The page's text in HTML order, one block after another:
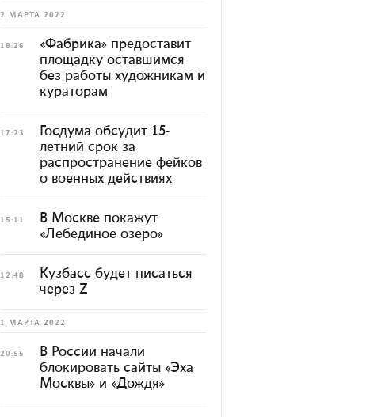
2 МАРТА 2022
18:26
«Фабрика» предоставит
площадку оставшимся
без работы художникам и
кураторам
17:23
Госдума обсудит 15-
летний срок за
распространение фейков
о военных действиях
15:11
В Москве покажут
«Лебединое озеро»
12:48
Кузбасс будет писаться
через Z
1 МАРТА 2022
20:55
В России начали
блокировать сайты «Эха
Москвы» и «Дождя»